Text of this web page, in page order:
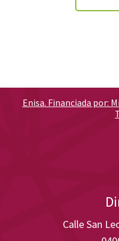
Calle San
Enisa. Financiada por: